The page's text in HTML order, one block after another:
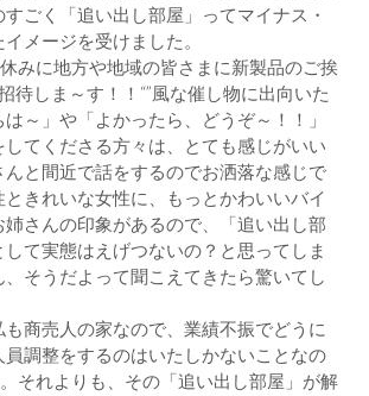
ごく「追い出し部屋」ってマイナス・
メージを受けました。
休みに地方や地域の皆さまに新製品のご挨
待しま～す！！“”風な催し物に出向いた
～」や「よかったら、どうぞ～！！」
てくださる方々は、とても感じがいい
んと間近で話をするのでお洒落な感じで
きれいな女性に、もっとかわいいバイ
姉さんの印象があるので、「追い出し部
て実態はえげつないの？と思ってしま
そうだよって聞こえてきたら驚いてし
商売人の家なので、業績不振でどうに
員調整をするのはいたしかないことなの
それよりも、その「追い出し部屋」が解